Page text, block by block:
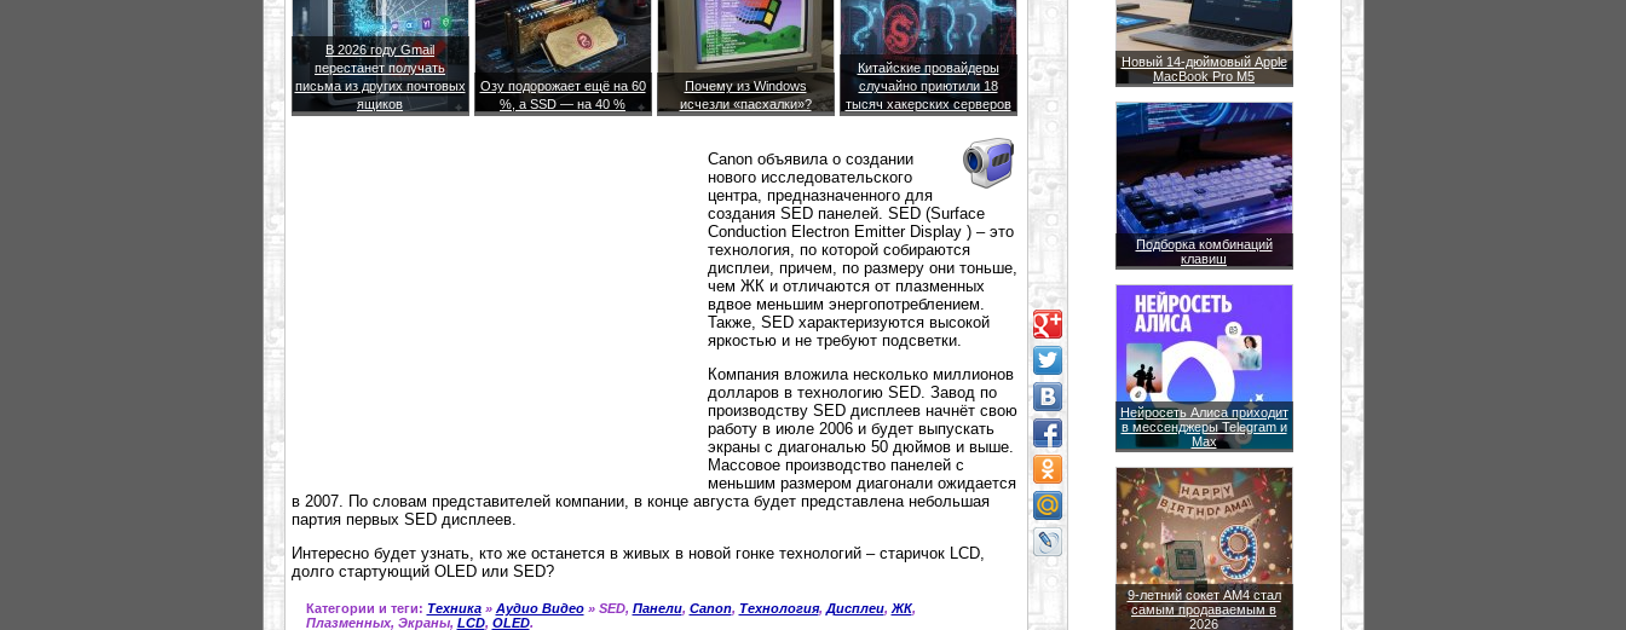
В 2026 году Gmail
перестанет получать
письма из других почтовых
ящиков
Озу подорожает ещё на 60
%, а SSD — на 40 %
Почему из Windows
исчезли «пасхалки»?
Китайские провайдеры
случайно приютили 18
тысяч хакерских серверов
Canon объявила о создании
нового исследовательского
центра, предназначенного для
создания SED панелей. SED (Surface
Conduction Electron Emitter Display ) – это
технология, по которой собираются
дисплеи, причем, по размеру они тоньше,
чем ЖК и отличаются от плазменных
вдвое меньшим энергопотреблением.
Также, SED характеризуются высокой
яркостью и не требуют подсветки.
Компания вложила несколько миллионов
долларов в технологию SED. Завод по
производству SED дисплеев начнёт свою
работу в июле 2006 и будет выпускать
экраны с диагональю 50 дюймов и выше.
Массовое производство панелей с
меньшим размером диагонали ожидается
в 2007. По словам представителей компании, в конце августа будет представлена небольшая
партия первых SED дисплеев.
Интересно будет узнать, кто же останется в живых в новой гонке технологий – старичок LCD,
долго стартующий OLED или SED?
Категории и теги: Техника» Аудио Видео» SED, Панели, Canon, Технология, Дисплеи, ЖК,
Плазменных, Экраны, LCD, OLED.
Новый 14-дюймовый Apple
MacBook Pro M5
Подборка комбинаций
клавиш
Нейросеть Алиса приходит
в мессенджеры Telegram и
Max
9-летний сокет AM4 стал
самым продаваемым в
2026